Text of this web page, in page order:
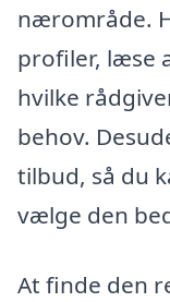
nærområde.
profiler, læse
hvilke
behov.
tilbud, så du
vælge den
At finde den